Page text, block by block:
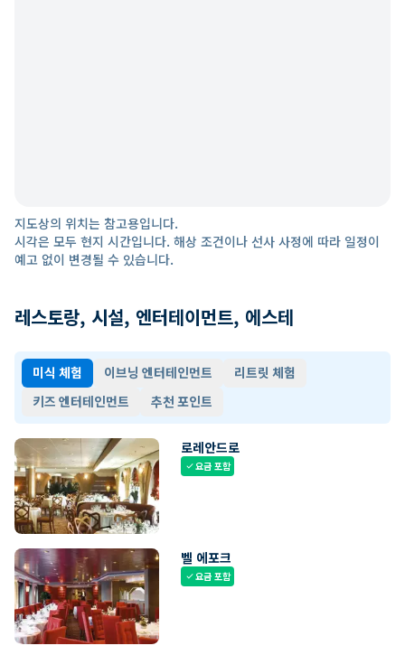
지도상의 위치는 참고용입니다.
시각은 모두 현지 시간입니다. 해상 조건이나 선사 사정에 따라 일정이
예고 없이 변경될 수 있습니다.
레스토랑, 시설, 엔터테이먼트, 에스테
미식 체험 이브닝 엔터테인먼트
리트릿 체험
키즈 엔터테인먼트
추천 포인트
로레안드로
check요금 포함
벨 에포크
check요금 포함